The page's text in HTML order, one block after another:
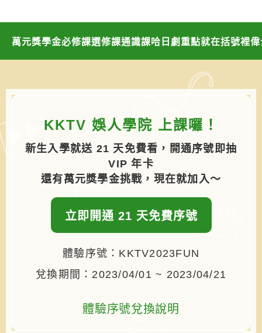
萬元獎學金必修課選修課通識課哈日劇 重點就在括號裡偉
KKTV 娛人學院 上課囉！
新生入學就送 21 天免費看，開通序號即抽
VIP 年卡
還有萬元獎學金挑戰，現在就加入～
立即開通 21 天免費序號
體驗序號：KKTV2023FUN
兌換期間：2023/04/01 ~ 2023/04/21
體驗序號兌換說明